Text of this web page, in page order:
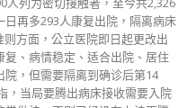
再多293人康复出院，隔离病床
方面，公立医院即日起更改出
复、病情稳定、适合出院、居住
，但需要隔离到确诊后第14
，当局要腾出病床接收需要入院